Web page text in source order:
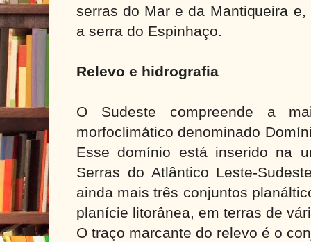
serras do Mar e da Mantiqueira
a serra do Espinhaço.
Relevo e hidrografia
O Sudeste compreende a
morfoclimático denominado
Esse domínio está inserido na
Serras do Atlântico Leste-
ainda mais três conjuntos
planície litorânea, em terras de
O traço marcante do relevo é o